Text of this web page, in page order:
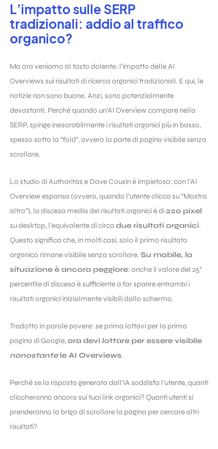
L’impatto sulle SERP
tradizionali: addio al traffico
organico?
Ma ora veniamo al tasto dolente: l’impatto delle AI
Overviews sui risultati di ricerca organici tradizionali. E qui, le
notizie non sono buone. Anzi, sono potenzialmente
devastanti. Perché quando un’AI Overview compare nella
SERP, spinge inesorabilmente i risultati organici più in basso,
spesso sotto la “fold”, ovvero la parte di pagina visibile senza
scrollare.
Lo studio di Authoritas e Dave Cousin è impietoso: con l’AI
Overview espansa (ovvero, quando l’utente clicca su “Mostra
altro”), la discesa media dei risultati organici è di220 pixel
su desktop, l’equivalente di circa due risultati organici.
Questo significa che, in molti casi, solo il primo risultato
organico rimane visibile senza scrollare. Su mobile, la
situazione è ancora peggiore: anche il valore del 25°
percentile di discesa è sufficiente a far sparire entrambi i
risultati organici inizialmente visibili dallo schermo.
Tradotto in parole povere: se prima lottavi per la prima
pagina di Google,ora devi lottare per essere visibile
nonostantele AI Overviews.
Perché se la risposta generata dall’IA soddisfa l’utente, quanti
cliccheranno ancora sui tuoi link organici? Quanti utenti si
prenderanno la briga di scrollare la pagina per cercare altri
risultati?